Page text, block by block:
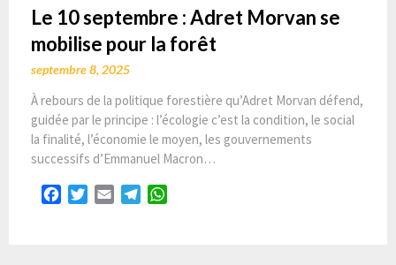
Le 10 septembre : Adret Morvan se
mobilise pour la forêt
septembre 8, 2025
À rebours de la politique forestière qu’Adret Morvan défend,
guidée par le principe : l’écologie c’est la condition, le social
la finalité, l’économie le moyen, les gouvernements
successifs d’Emmanuel Macron…
Facebook
Twitter
Email Telegram